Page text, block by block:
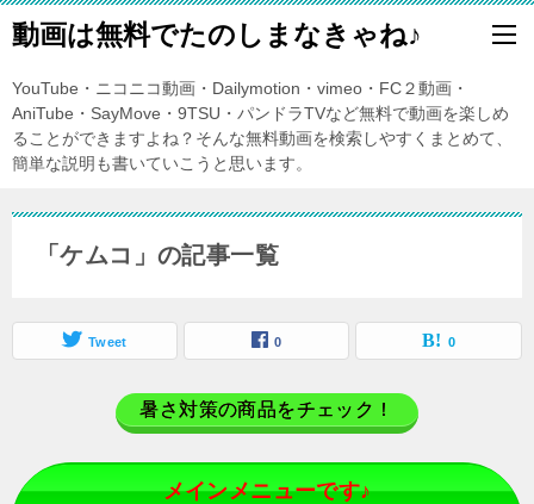
動画は無料でたのしまなきゃね♪
YouTube・ニコニコ動画・Dailymotion・vimeo・FC２動画・
AniTube・SayMove・9TSU・パンドラTVなど無料で動画を楽しめ
ることができますよね？そんな無料動画を検索しやすくまとめて、
簡単な説明も書いていこうと思います。
「ケムコ」の記事一覧
Tweet 0 0
暑さ対策の商品をチェック！
メインメニューです♪